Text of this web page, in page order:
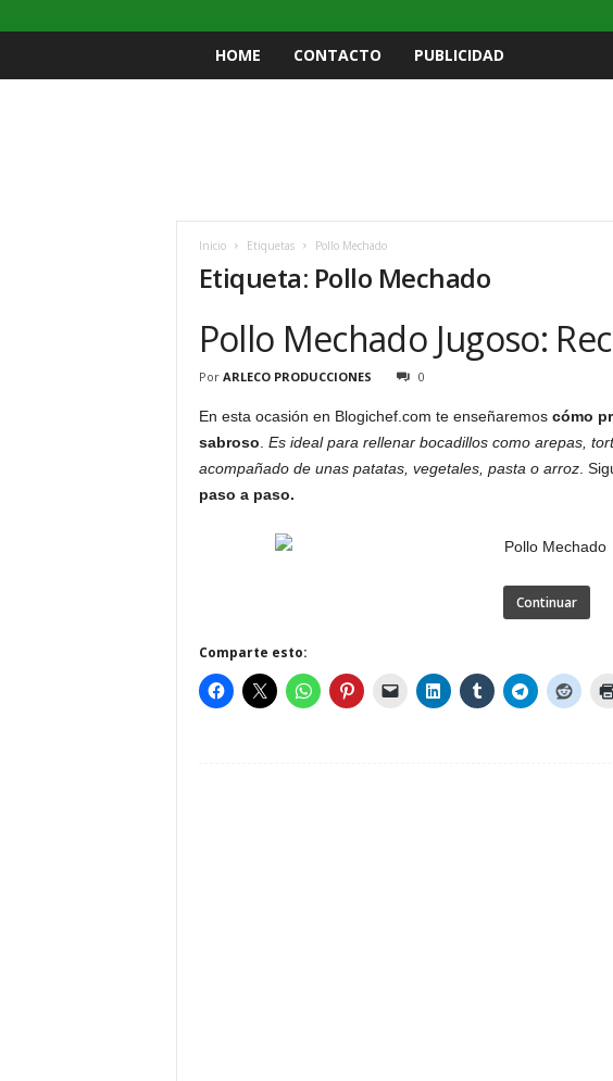
HOME CONTACTO PUBLICIDAD
Inicio Etiquetas Pollo Mechado
Etiqueta: Pollo Mechado
Pollo Mechado Jugoso:
Por ARLECO PRODUCCIONES 0
En esta ocasión en Blogichef.com te enseñaremos cómo
sabroso Es ideal para rellenar bocadillos como arepas,
acompañado de unas patatas, vegetales, pasta o arroz.
paso a paso.
Continuar
Comparte esto: